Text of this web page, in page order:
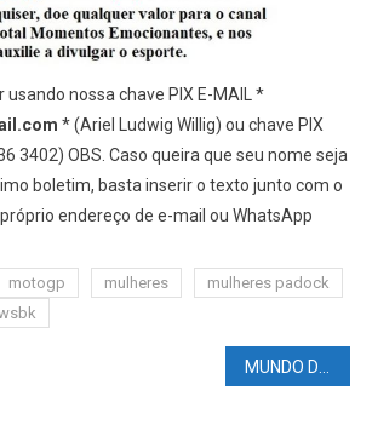
usando nossa chave PIX E-MAIL *
* (Ariel Ludwig Willig) ou chave PIX
3402) OBS. Caso queira que seu nome seja
boletim, basta inserir o texto junto com o
endereço de e-mail ou WhatsApp
motogp mulheres
mulheres padock
MUNDO DAS LUTAS – UFC: Uriah #HALL revela pensamentos #SUICIDAS após saída do #UFC